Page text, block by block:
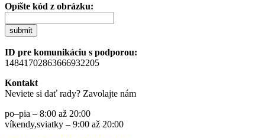
Opíšte kód z obrázku:
submit
ID pre komunikáciu s podporou:
14841702863666932205
Kontakt
Neviete si dať rady? Zavolajte nám
po–pia – 8:00 až 20:00
víkendy,sviatky – 9:00 až 20:00